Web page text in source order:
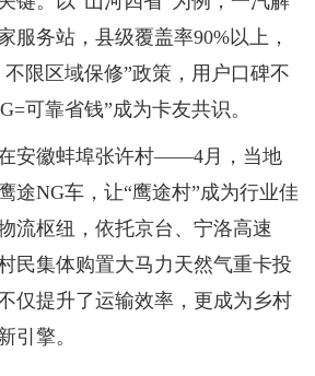
服务站，县级覆盖率90%以上，
不限区域保修”政策，用户口碑不
可靠省钱”成为卡友共识。
安徽蚌埠张许村——4月，当地
途NG车，让“鹰途村”成为行业佳
流枢纽，依托京台、宁洛高速
民集体购置大马力天然气重卡投
仅提升了运输效率，更成为乡村
引擎。